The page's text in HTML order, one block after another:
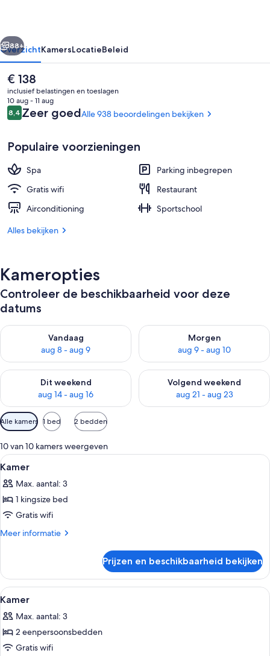
Dagelijks uitgebreid ontbijt (toeslag)
Volgende
88+
OverzichtKamersLocatieBeleid
De
huidige
prijs
is
€ 138
€ 138
inclusief belastingen en toeslagen
10 aug - 11 aug
Beoordelingen
8,48,4 op 10 –
Zeer goedAlle 938 beoordelingen bekijken
Populaire voorzieningen
Spa
Parking inbegrepen
Gratis wifi
Restaurant
Airconditioning
Sportschool
Alles bekijken
Kameropties
Controleer de beschikbaarheid voor deze
datums
Vandaag
aug 8 - aug 9
De beschikbaarheid controleren voor vanavond aug 8 - aug 9
Morgen
aug 9 - aug 10
De beschikbaarheid
Dit weekend
aug 14 - aug 16
De beschikbaarheid controleren voor dit weekend aug 14 -
Volgend weekend
aug 21 - aug 23
De beschikbaarheid
Beschikbare
filters
voor
kamers
Alle kamers 1 bed 2 bedden
10 van 10 kamers weergeven
Alle
foto's
voor
Kamer
laden
Een hotelkamer met een bed,
11
Kamer
Max. aantal: 3
1 kingsize bed
Gratis wifi
Meer informatie
Meer
Prijzen en beschikbaarheid bekijken
Alle
foto's
voor
Kamer
laden
Een moderne hotelkamer met een
10
Kamer
Max. aantal: 3
2 eenpersoonsbedden
Gratis wifi